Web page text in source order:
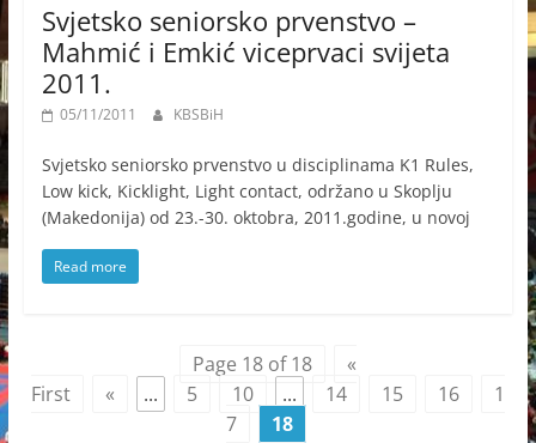
Svjetsko seniorsko prvenstvo –
Mahmić i Emkić viceprvaci svijeta
2011.
05/11/2011 KBSBiH
Svjetsko seniorsko prvenstvo u disciplinama K1 Rules,
Low kick, Kicklight, Light contact, održano u Skoplju
(Makedonija) od 23.-30. oktobra, 2011.godine, u novoj
Read more
Page 18 of 18
«
First
« ... 5 10 ... 14 15 16
1
7
18